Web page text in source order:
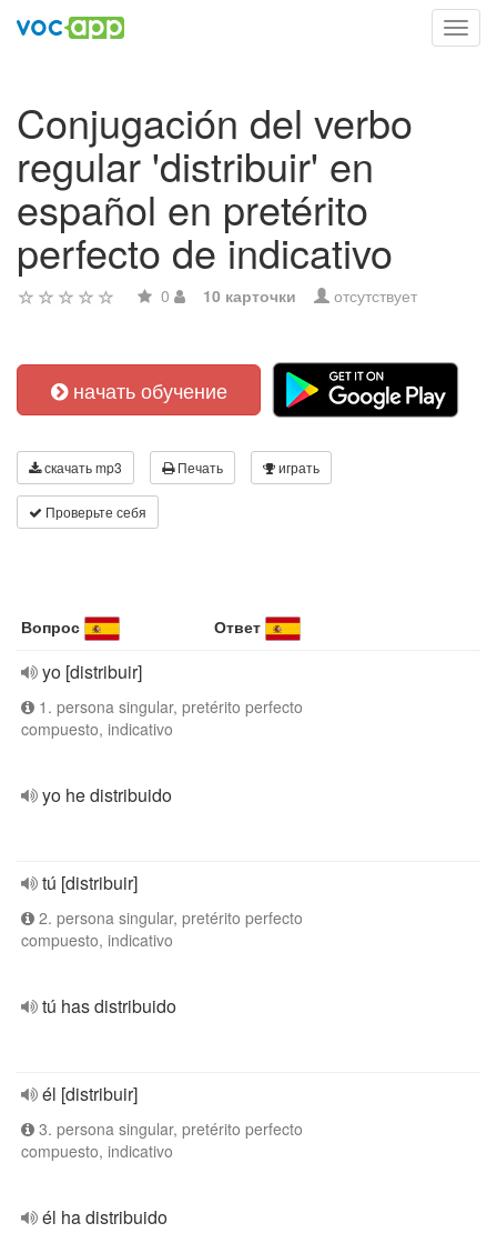
Conjugación del verbo
regular 'distribuir' en
español en pretérito
perfecto de indicativo
0 10 карточки отсутствует
начать обучение
скачать mp3 Печать играть
Проверьте себя
Вопрос Ответ
yo [distribuir]
1. persona singular, pretérito perfecto
compuesto, indicativo
yo he distribuido
tú [distribuir]
2. persona singular, pretérito perfecto
compuesto, indicativo
tú has distribuido
él [distribuir]
3. persona singular, pretérito perfecto
compuesto, indicativo
él ha distribuido